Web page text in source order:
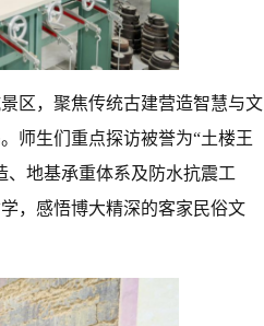
区，聚焦传统古建营造智慧与文
师生们重点探访被誉为“土楼王
、地基承重体系及防水抗震工
，感悟博大精深的客家民俗文